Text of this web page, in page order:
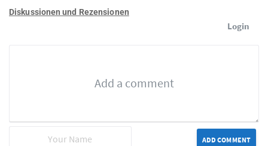
Diskussionen und Rezensionen
Login
ADD COMMENT